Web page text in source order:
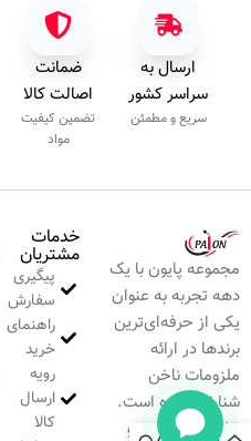
ارسال به
سراسر کشور
سریع و مطمئن
ضمانت
اصالت کالا
تضمین کیفیت
مواد
مجموعه پایون با یک
دهه تجربه به عنوان
یکی از حرفه‌ای‌ترین
برندها در ارائه
ملزومات ناخن
شناخته شده است.
خلاقیت، نوآوری و
خدمات
مشتریان
پیگیری
سفارش
راهنمای
خرید
رویه
ارسال
کالا